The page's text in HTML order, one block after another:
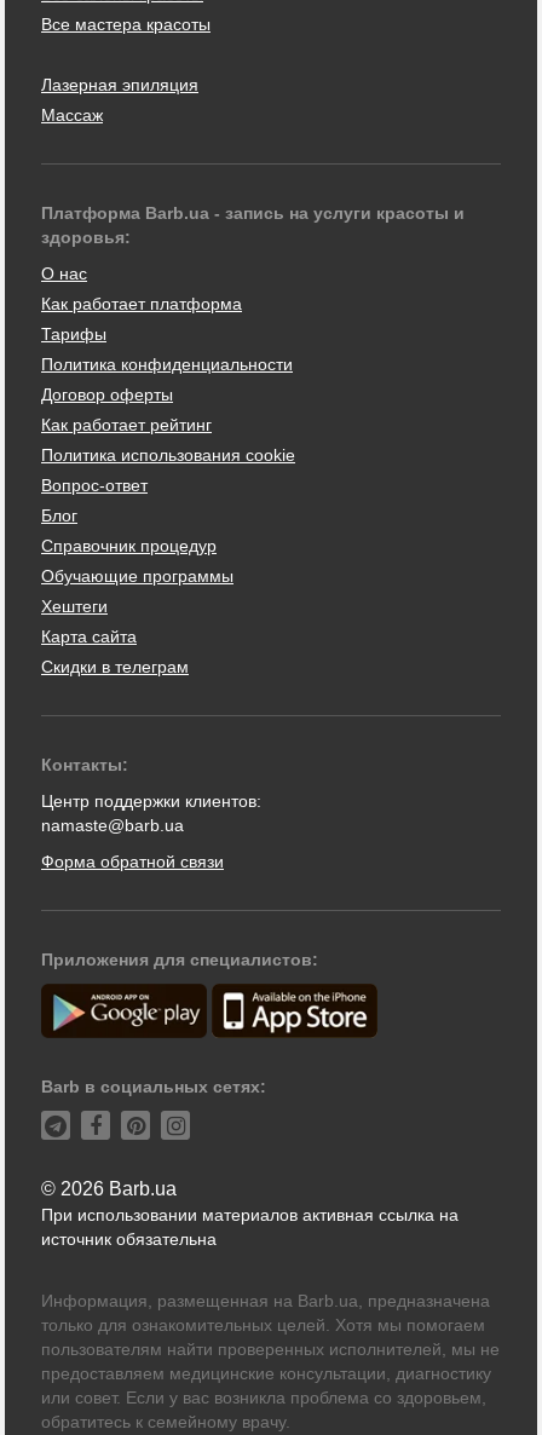
Все мастера красоты
Лазерная эпиляция
Массаж
Платформа Barb.ua - запись на услуги красоты и
здоровья:
О нас
Как работает платформа
Тарифы
Политика конфиденциальности
Договор оферты
Как работает рейтинг
Политика использования cookie
Вопрос-ответ
Блог
Справочник процедур
Обучающие программы
Хештеги
Карта сайта
Скидки в телеграм
Контакты:
Центр поддержки клиентов:
namaste@barb.ua
Форма обратной связи
Приложения для специалистов:
Barb в социальных сетях:
© 2026 Barb.ua
При использовании материалов активная ссылка на
источник обязательна
Информация, размещенная на Barb.ua, предназначена
только для ознакомительных целей. Хотя мы помогаем
пользователям найти проверенных исполнителей, мы не
предоставляем медицинские консультации, диагностику
или совет. Если у вас возникла проблема со здоровьем,
обратитесь к семейному врачу.